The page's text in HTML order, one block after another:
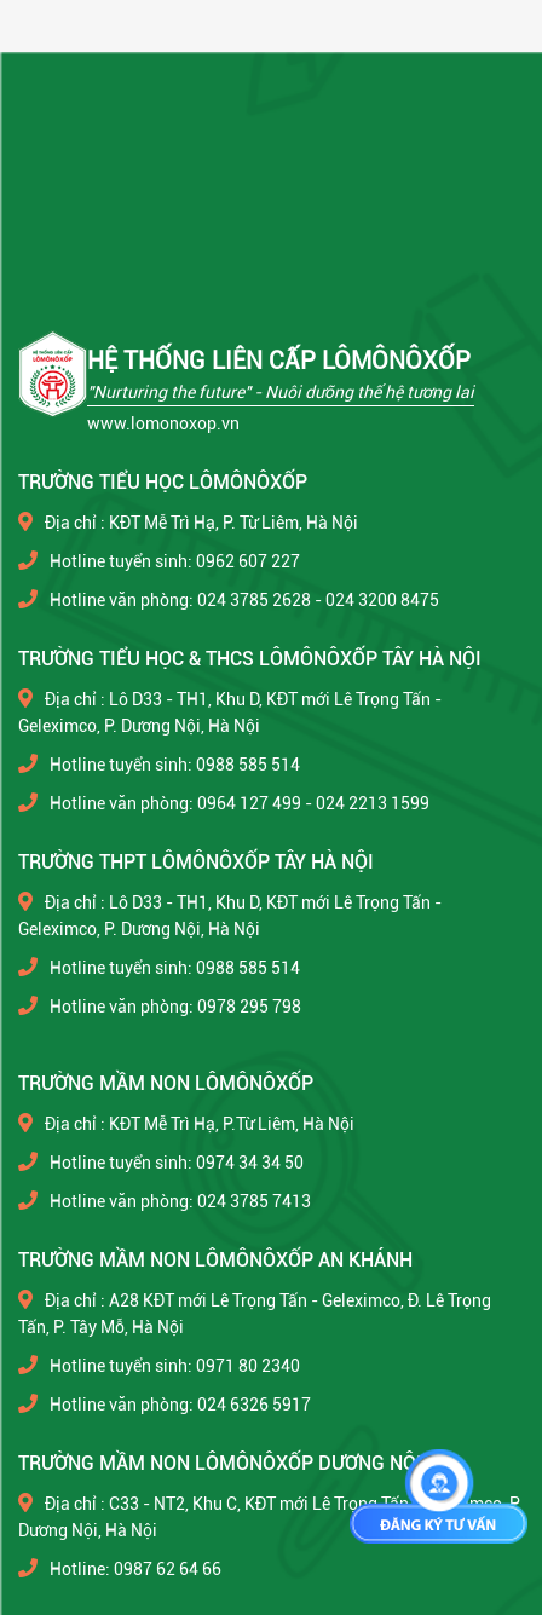
HỆ THỐNG LIÊN CẤP LÔMÔNÔXỐP
"Nurturing the future"- Nuôi dưỡng thế hệ tương lai
www.lomonoxop.vn
TRƯỜNG TIỂU HỌC LÔMÔNÔXỐP
Địa chỉ : KĐT Mễ Trì Hạ, P. Từ Liêm, Hà Nội
Hotline tuyển sinh: 0962 607 227
Hotline văn phòng: 024 3785 2628 - 024 3200 8475
TRƯỜNG TIỂU HỌC & THCS LÔMÔNÔXỐP TÂY HÀ NỘI
Địa chỉ : Lô D33 - TH1, Khu D, KĐT mới Lê Trọng Tấn -
Geleximco, P. Dương Nội, Hà Nội
Hotline tuyển sinh: 0988 585 514
Hotline văn phòng: 0964 127 499 - 024 2213 1599
TRƯỜNG THPT LÔMÔNÔXỐP TÂY HÀ NỘI
Địa chỉ : Lô D33 - TH1, Khu D, KĐT mới Lê Trọng Tấn -
Geleximco, P. Dương Nội, Hà Nội
Hotline tuyển sinh: 0988 585 514
Hotline văn phòng: 0978 295 798
TRƯỜNG MẦM NON LÔMÔNÔXỐP
Địa chỉ : KĐT Mễ Trì Hạ, P.Từ Liêm, Hà Nội
Hotline tuyển sinh: 0974 34 34 50
Hotline văn phòng: 024 3785 7413
TRƯỜNG MẦM NON LÔMÔNÔXỐP AN KHÁNH
Địa chỉ : A28 KĐT mới Lê Trọng Tấn - Geleximco, Đ. Lê Trọng
Tấn, P. Tây Mỗ, Hà Nội
Hotline tuyển sinh: 0971 80 2340
Hotline văn phòng: 024 6326 5917
TRƯỜNG MẦM NON LÔMÔNÔXỐP DƯƠNG NỘI
Địa chỉ : C33 - NT2, Khu C, KĐT mới Lê Trọng Tấn - Geleximco, P.
Dương Nội, Hà Nội
Hotline: 0987 62 64 66